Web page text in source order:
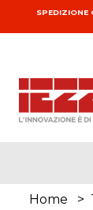
Salta alSPEDIZIONE
Home >